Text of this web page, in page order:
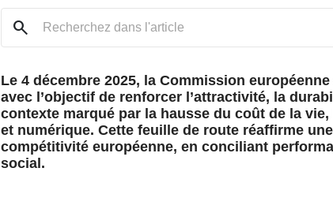
search
Le 4 décembre 2025, la Commission
avec l’objectif de renforcer l’attractivité, la
contexte marqué par la hausse du coût de la
et numérique. Cette feuille de route réaffirme
compétitivité européenne, en conciliant
social.